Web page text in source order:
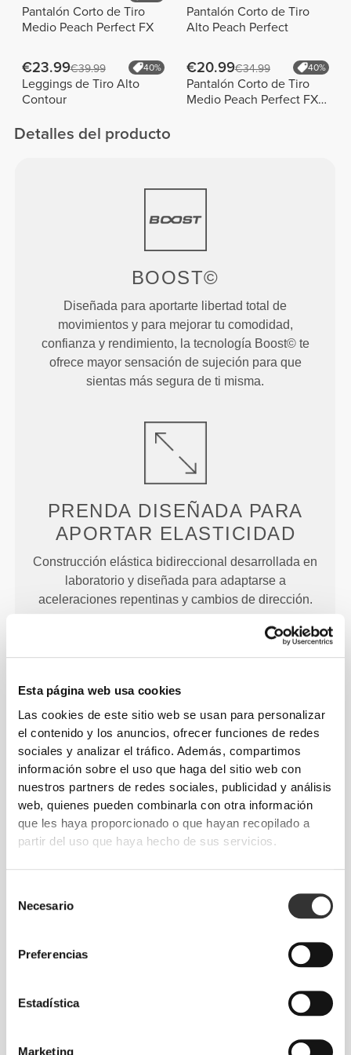
Esta página web usa cookies
Las cookies de este sitio web se usan para personalizar
el contenido y los anuncios, ofrecer funciones de redes
sociales y analizar el tráfico. Además, compartimos
información sobre el uso que haga del sitio web con
nuestros partners de redes sociales, publicidad y análisis
web, quienes pueden combinarla con otra información
que les haya proporcionado o que hayan recopilado a
partir del uso que haya hecho de sus servicios.
Necesario
Preferencias
Estadística
Marketing
Pantalón Corto de Tiro
Medio Peach Perfect FX
Pantalón Corto de Tiro
Alto Peach Perfect
€23.99€39.99 40%
Leggings de Tiro Alto
Contour
€20.99€34.99 40%
Pantalón Corto de Tiro
Medio Peach Perfect FX
Detalles del producto
BOOST©
Diseñada para aportarte libertad total de
movimientos y para mejorar tu comodidad,
confianza y rendimiento, la tecnología Boost© te
ofrece mayor sensación de sujeción para que
sientas más segura de ti misma.
PRENDA DISEÑADA PARA
APORTAR ELASTICIDAD
Construcción elástica bidireccional desarrollada en
laboratorio y diseñada para adaptarse a
aceleraciones repentinas y cambios de dirección.
MUCHO MÁS DE LO QUE
PARECEA SIMPLE VISTA
Tecnología de fibra especialmente desarrollada con
capacidad de absorción del sudor que favorece la
sensación de comodidad y sequedad.
PRENDA CONFECCIONADA